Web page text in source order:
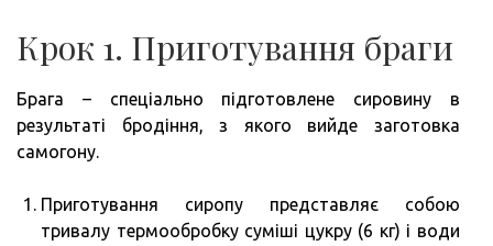
Крок 1. Приготування браги
Брага – спеціально підготовлене сировину в
результаті бродіння, з якого вийде заготовка
самогону.
Приготування сиропу представляє собою
тривалу термообробку суміші цукру (6 кг) і води